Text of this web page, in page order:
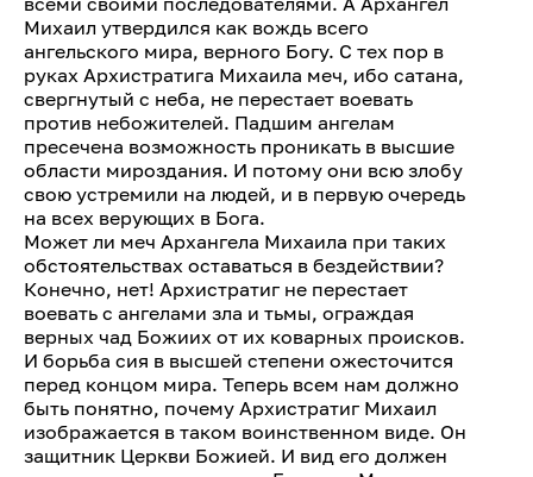
Михаил утвердился как вождь всего
ангельского мира, верного Богу. С тех пор в
руках Архистратига Михаила меч, ибо сатана,
свергнутый с неба, не перестает воевать
против небожителей. Падшим ангелам
пресечена возможность проникать в высшие
области мироздания. И потому они всю злобу
свою устремили на людей, и в первую очередь
на всех верующих в Бога.
Может ли меч Архангела Михаила при таких
обстоятельствах оставаться в бездействии?
Конечно, нет! Архистратиг не перестает
воевать с ангелами зла и тьмы, ограждая
верных чад Божиих от их коварных происков.
И борьба сия в высшей степени ожесточится
перед концом мира. Теперь всем нам должно
быть понятно, почему Архистратиг Михаил
изображается в таком воинственном виде. Он
защитник Церкви Божией. И вид его должен